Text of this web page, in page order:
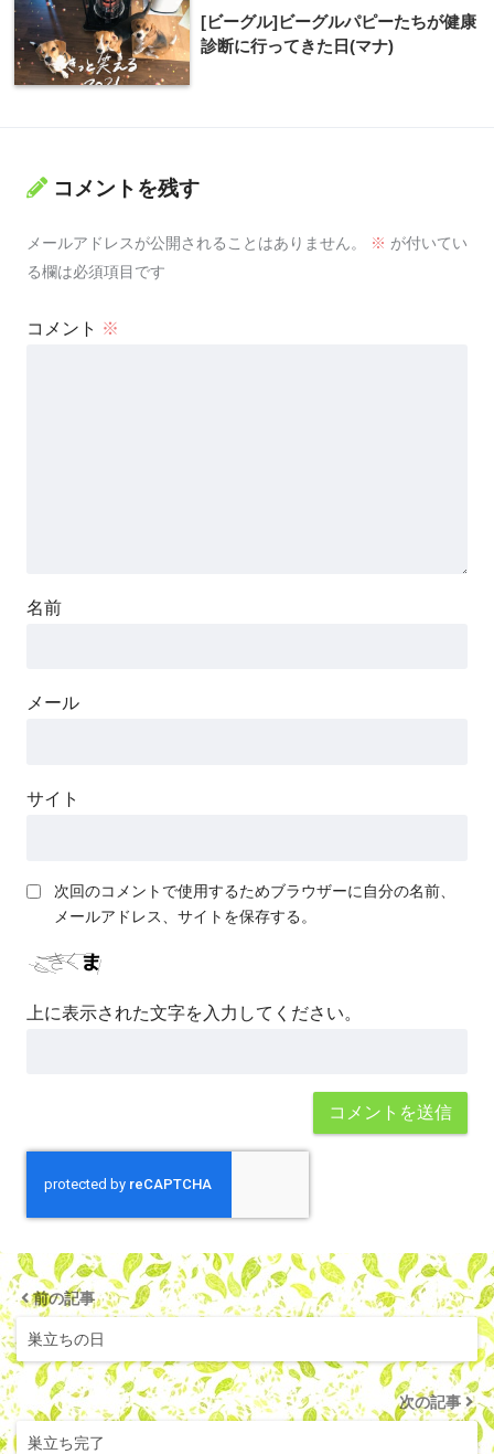
[ビーグル]ビーグルパピーたちが健康
診断に行ってきた日(マナ)
コメントを残す
メールアドレスが公開されることはありません。 ※ が付いてい
る欄は必須項目です
コメント ※
名前
メール
サイト
次回のコメントで使用するためブラウザーに自分の名前、
メールアドレス、サイトを保存する。
上に表示された文字を入力してください。
前の記事
巣立ちの日
次の記事
巣立ち完了